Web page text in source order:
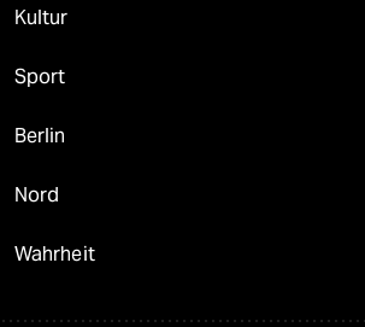
Kultur
Sport
Berlin
Nord
Wahrheit